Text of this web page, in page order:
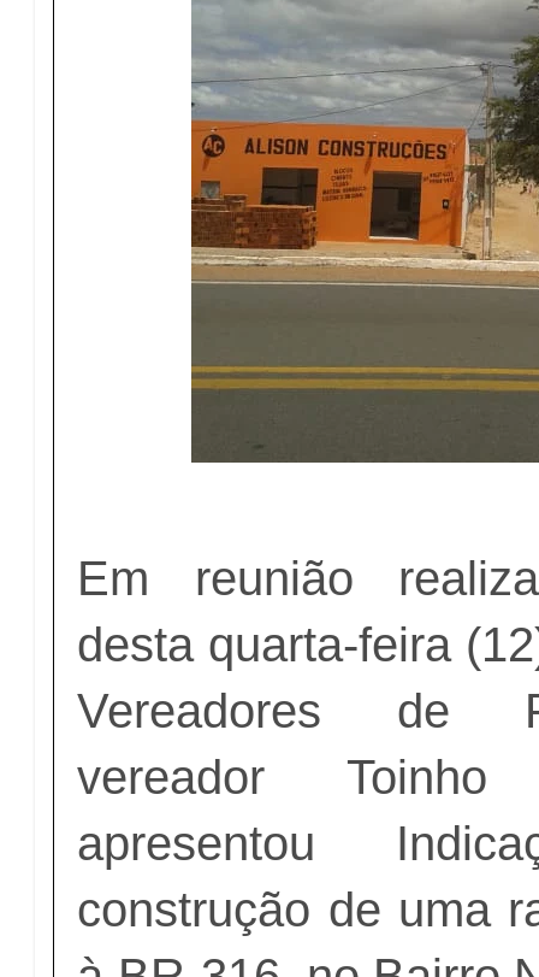
Em reunião
desta quarta-feira
Vereadores de
vereador
apresentou
construção de uma